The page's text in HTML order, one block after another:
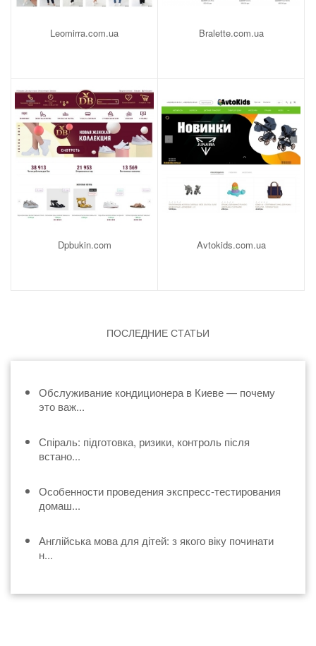
Leomirra.com.ua Bralette.com.ua
Dpbukin.com Avtokids.com.ua
ПОСЛЕДНИЕ СТАТЬИ
Обслуживание кондиционера в Киеве — почему
это важ...
Спіраль: підготовка, ризики, контроль після
встано...
Особенности проведения экспресс-тестирования
домаш...
Англійська мова для дітей: з якого віку починати
н...